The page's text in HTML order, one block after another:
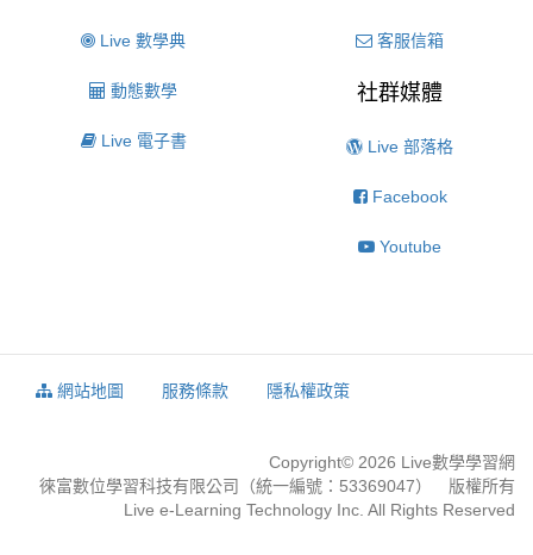
Live 數學典
動態數學
Live 電子書
客服信箱
社群媒體
Live 部落格
Facebook
Youtube
網站地圖 服務條款 隱私權政策
Copyright© 2026 Live數學學習網
徠富數位學習科技有限公司（統一編號：53369047） 版權所有
Live e-Learning Technology Inc. All Rights Reserved